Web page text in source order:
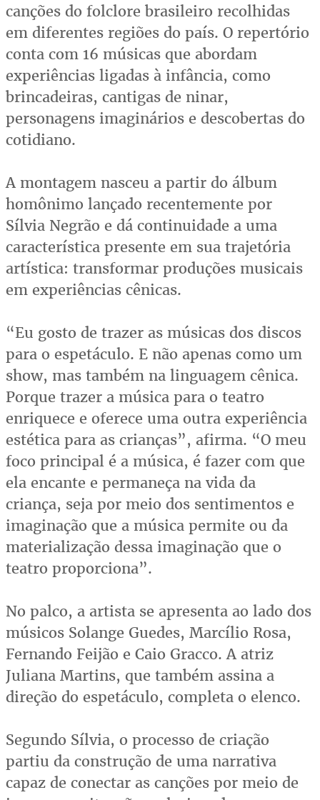
canções do folclore brasileiro recolhidas
em diferentes regiões do país. O repertório
conta com 16 músicas que abordam
experiências ligadas à infância, como
brincadeiras, cantigas de ninar,
personagens imaginários e descobertas do
cotidiano.
A montagem nasceu a partir do álbum
homônimo lançado recentemente por
Sílvia Negrão e dá continuidade a uma
característica presente em sua trajetória
artística: transformar produções musicais
em experiências cênicas.
“Eu gosto de trazer as músicas dos discos
para o espetáculo. E não apenas como um
show, mas também na linguagem cênica.
Porque trazer a música para o teatro
enriquece e oferece uma outra experiência
estética para as crianças”, afirma. “O meu
foco principal é a música, é fazer com que
ela encante e permaneça na vida da
criança, seja por meio dos sentimentos e
imaginação que a música permite ou da
materialização dessa imaginação que o
teatro proporciona”.
No palco, a artista se apresenta ao lado dos
músicos Solange Guedes, Marcílio Rosa,
Fernando Feijão e Caio Gracco. A atriz
Juliana Martins, que também assina a
direção do espetáculo, completa o elenco.
Segundo Sílvia, o processo de criação
partiu da construção de uma narrativa
capaz de conectar as canções por meio de